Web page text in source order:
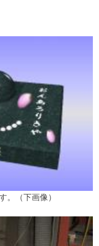
。（下画像）